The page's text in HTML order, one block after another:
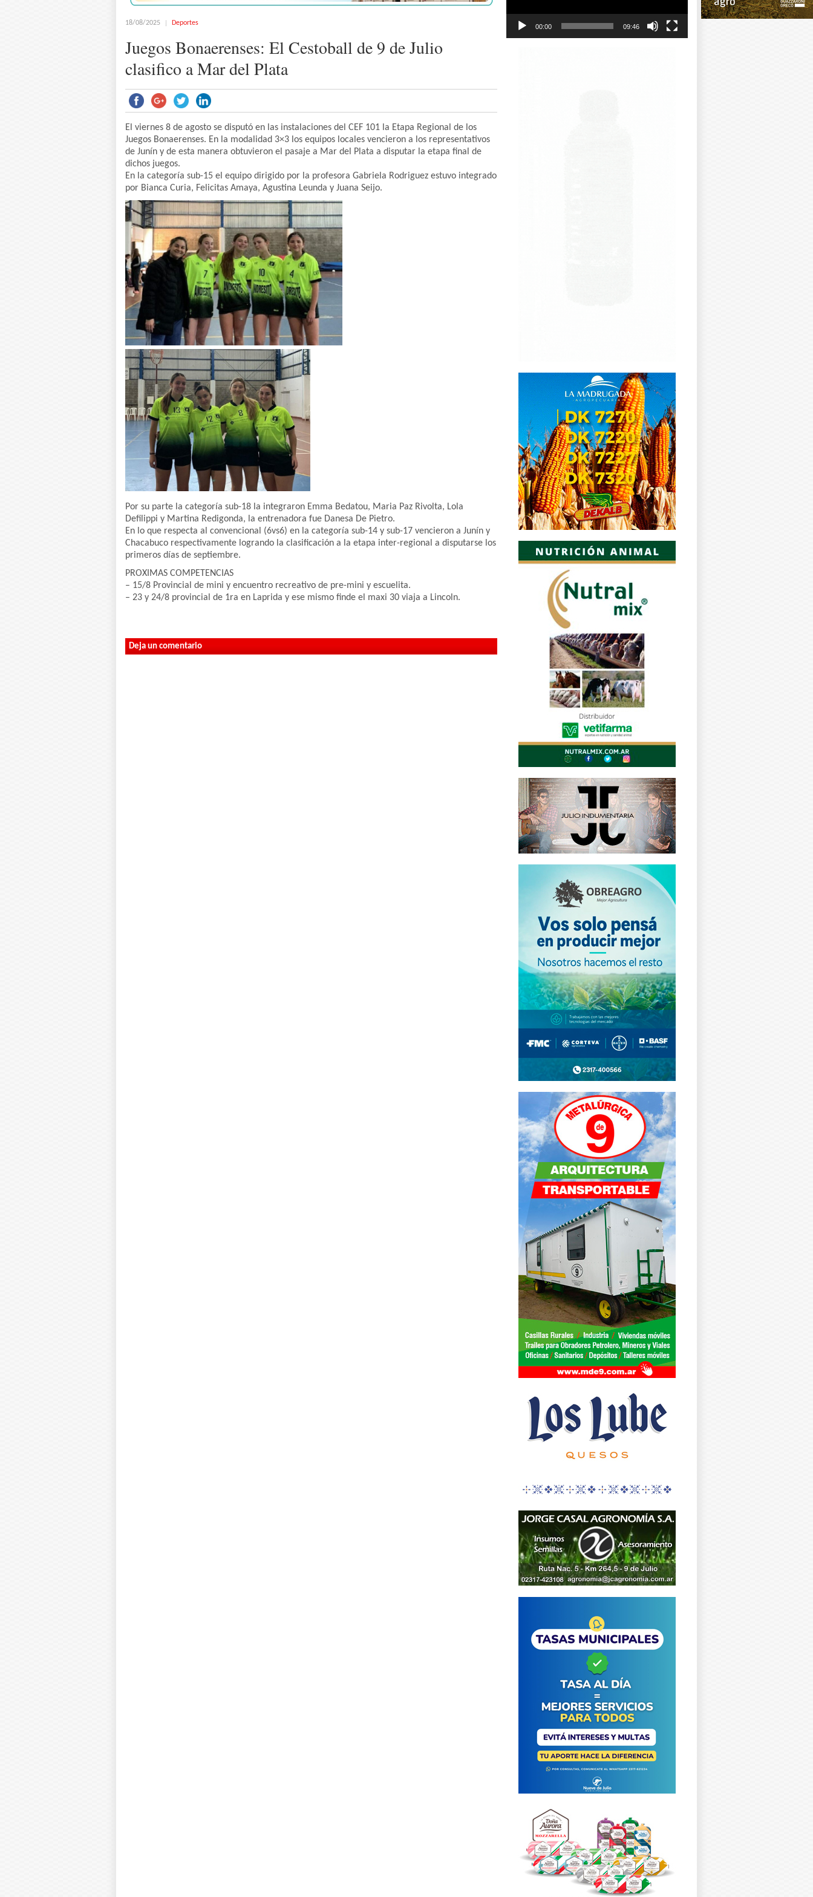
18/08/2025 Deportes
Juegos Bonaerenses: El Cestoball de 9 de Julio
clasifico a Mar del Plata
El viernes 8 de agosto se disputó en las instalaciones del CEF 101 la Etapa Regional de los
Juegos Bonaerenses. En la modalidad 3×3 los equipos locales vencieron a los representativos
de Junín y de esta manera obtuvieron el pasaje a Mar del Plata a disputar la etapa final de
dichos juegos.
En la categoría sub-15 el equipo dirigido por la profesora Gabriela Rodriguez estuvo integrado
por Bianca Curia, Felicitas Amaya, Agustina Leunda y Juana Seijo.
Por su parte la categoría sub-18 la integraron Emma Bedatou, Maria Paz Rivolta, Lola
Defilippi y Martina Redigonda, la entrenadora fue Danesa De Pietro.
En lo que respecta al convencional (6vs6) en la categoría sub-14 y sub-17 vencieron a Junín y
Chacabuco respectivamente logrando la clasificación a la etapa inter-regional a disputarse los
primeros días de septiembre.
PROXIMAS COMPETENCIAS
– 15/8 Provincial de mini y encuentro recreativo de pre-mini y escuelita.
– 23 y 24/8 provincial de 1ra en Laprida y ese mismo finde el maxi 30 viaja a Lincoln.
Deja un comentario
00:00 09:46